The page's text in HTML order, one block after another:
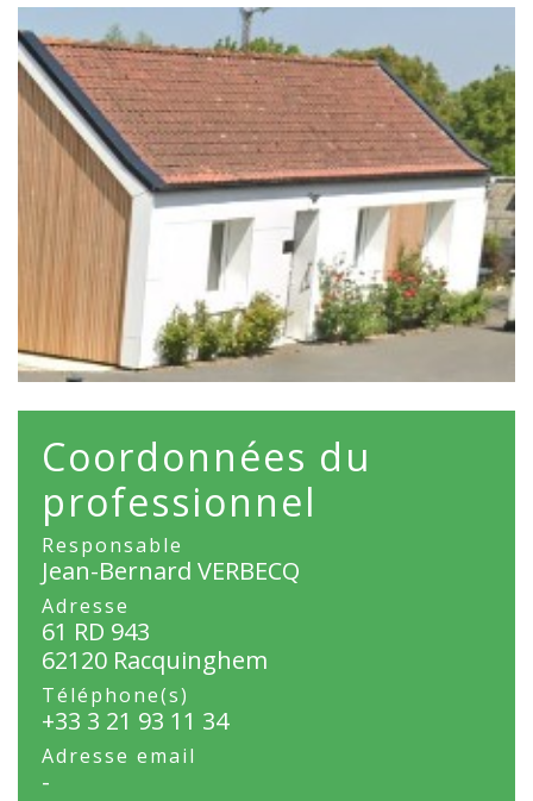
Coordonnées du
professionnel
Responsable
Jean-Bernard VERBECQ
Adresse
61 RD 943
62120 Racquinghem
Téléphone(s)
+33 3 21 93 11 34
Adresse email
-